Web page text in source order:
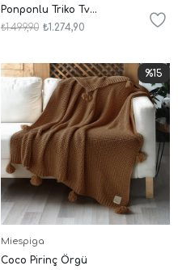
Ponponlu Triko Tv
Battaniyesi Throw Koltuk
₺1.274,90
₺1.499,90
Miespiga
Coco Pirinç Örgü
%15